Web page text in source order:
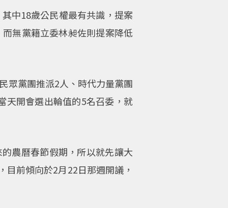
中18歲公民權最有共識，提案
無黨籍立委林昶佐則提案降低
眾黨團推派2人、時代力量黨團
天開會選出輪值的5名召委，就
農曆春節假期，所以就先讓大
前傾向於2月22日那週開議，